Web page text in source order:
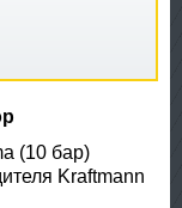
(10 бар)
Kraftmann